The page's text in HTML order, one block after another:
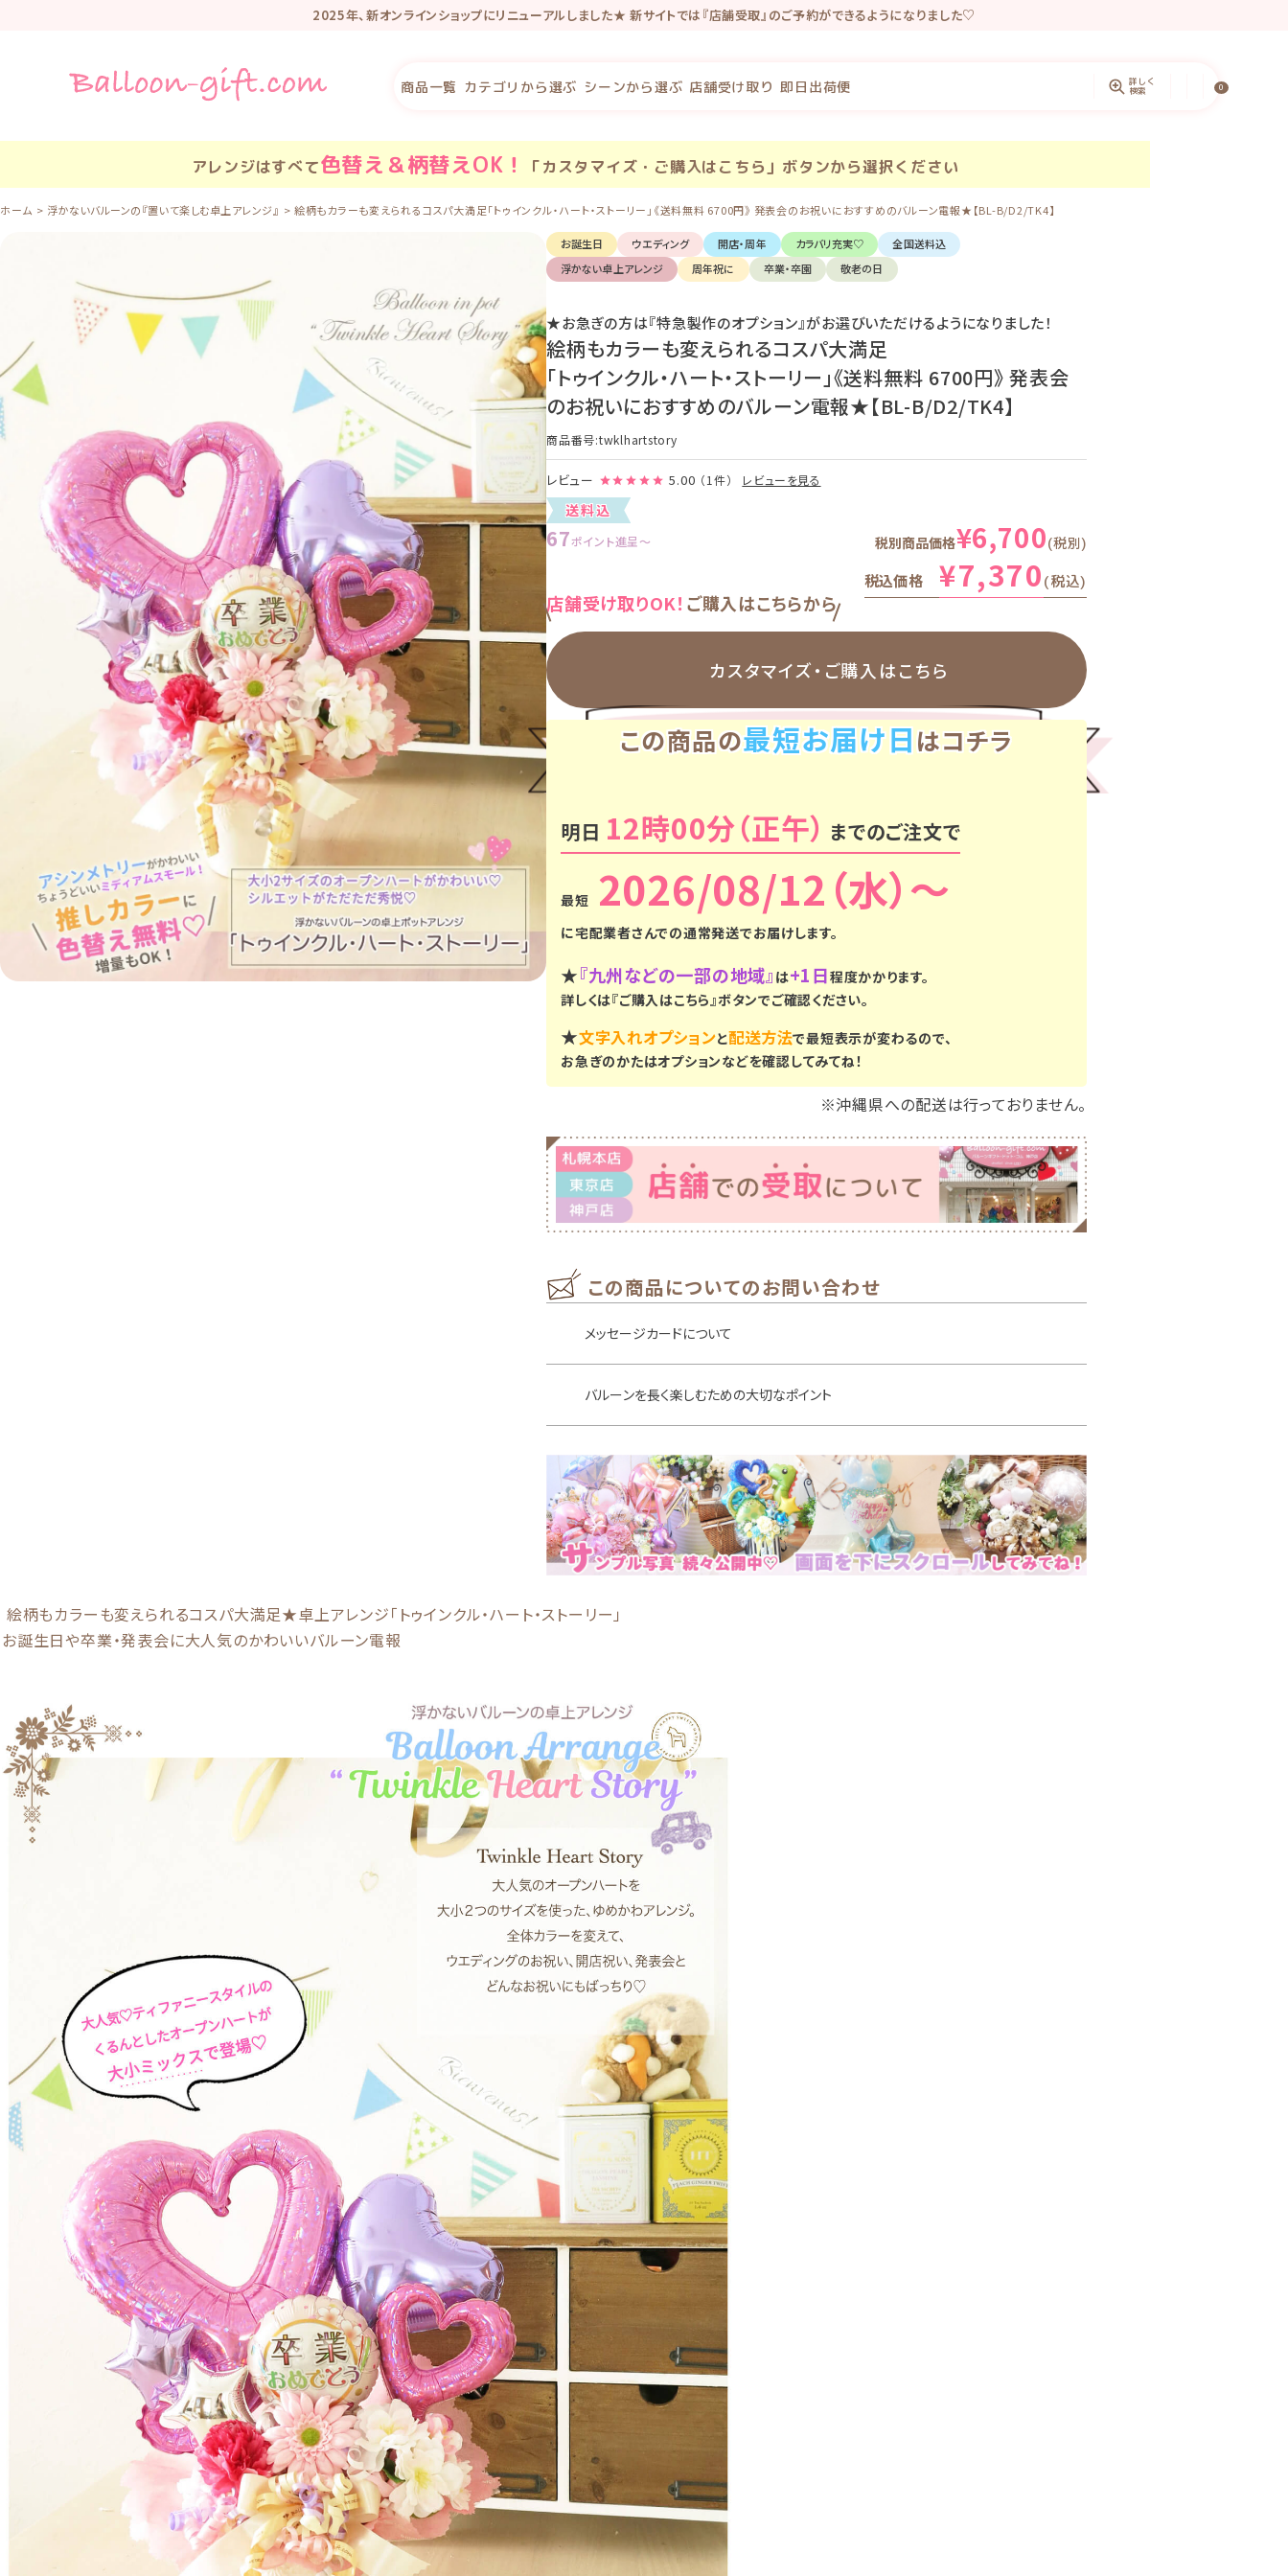
2025年、新オンラインショップにリニューアルしました★ 新サイトでは『店舗受取』のご予約ができるようになりました♡
リニューアル記念で新規会員登録で100P・既存会員様も初回新サイトログインで100Pプレゼントしています。
商品一覧 カテゴリから選ぶ シーンから選ぶ 店舗受け取り 即日出荷便 詳しく
検索 0
アレンジはすべて色替え＆柄替えOK！ 「カスタマイズ・ご購入はこちら」ボタンから選択ください
ホーム 浮かないバルーンの『置いて楽しむ卓上アレンジ』 絵柄もカラーも変えられるコスパ大満足「トゥインクル・ハート・ストーリー」《送料無料 6700円》 発表会のお祝いにおすすめのバルーン電報★【BL-B/D2/TK4】
お誕生日 ウエディング 開店・周年 カラバリ充実♡
全国送料込
浮かない卓上アレンジ
周年祝に 卒業・卒園 敬老の日
★お急ぎの方は『特急製作のオプション』がお選びいただけるようになりました！
絵柄もカラーも変えられるコスパ大満足
「トゥインクル・ハート・ストーリー」《送料無料 6700円》 発表会
のお祝いにおすすめのバルーン電報★【BL-B/D2/TK4】
商品番号 twklhartstory
レビュー 5.00 （1件） レビューを見る
送料込
67ポイント進呈 〜 税別商品価格¥6,700 税別
税込価格 ¥7,370 税込
店舗受け取りOK！ ご購入はこちらから
カスタマイズ・ ご購入はこちら
この商品の最短お届け日はコチラ
明日 12時00分 までのご注文で
2026/08/12（水）
に宅配業者さんでの通常発送でお届けします。
★『九州などの一部の地域』 は+1日程度かかります。
詳しくは『ご購入はこちら』ボタンでご確認ください。
★文字入れオプションと配送方法で最短表示が変わるので、
お急ぎのかたはオプションなどを確認してみてね！
※沖縄県への配送は行っておりません。
この商品についてのお問い合わせ
メッセージカードについて
バルーンを長く楽しむための大切なポイント
絵柄もカラーも変えられるコスパ大満足★卓上アレンジ「トゥインクル・ハート・ストーリー」
お誕生日や卒業・発表会に大人気のかわいいバルーン電報